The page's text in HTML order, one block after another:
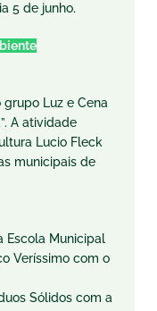
5 de junho.
Luz e Cena
A atividade
Lucio Fleck
municipais de
Escola Municipal
Veríssimo com o
Sólidos com a